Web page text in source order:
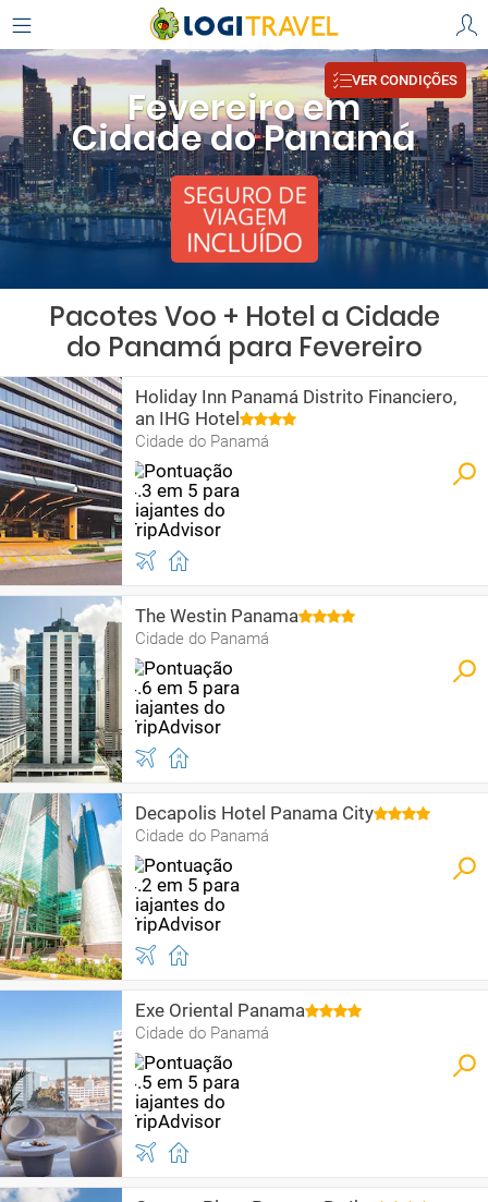
Fevereiro em
Cidade do Panamá
VER CONDIÇÕES
Pacotes Voo + Hotel a Cidade
do Panamá para Fevereiro
Holiday Inn Panamá Distrito Financiero,
an IHG Hotel
Cidade do Panamá
The Westin Panama
Cidade do Panamá
Decapolis Hotel Panama City
Cidade do Panamá
Exe Oriental Panama
Cidade do Panamá